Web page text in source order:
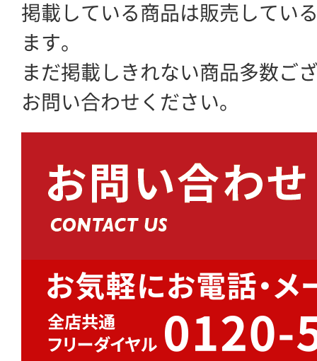
掲載している商品は販売してい
ます。
まだ掲載しきれない商品多数ご
お問い合わせください。